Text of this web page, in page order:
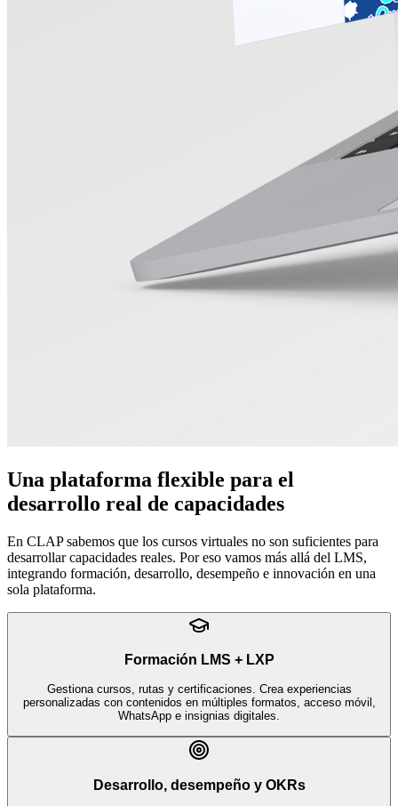
Una plataforma flexible para el
desarrollo real de capacidades
En CLAP sabemos que los cursos virtuales no son suficientes para
desarrollar capacidades reales. Por eso vamos más allá del LMS,
integrando formación, desarrollo, desempeño e innovación en una
sola plataforma.
Formación LMS + LXP
Gestiona cursos, rutas y certificaciones. Crea experiencias
personalizadas con contenidos en múltiples formatos, acceso móvil,
WhatsApp e insignias digitales.
Desarrollo, desempeño y OKRs